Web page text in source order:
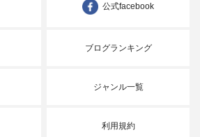
公式facebook
ブログランキング
ジャンル一覧
利用規約